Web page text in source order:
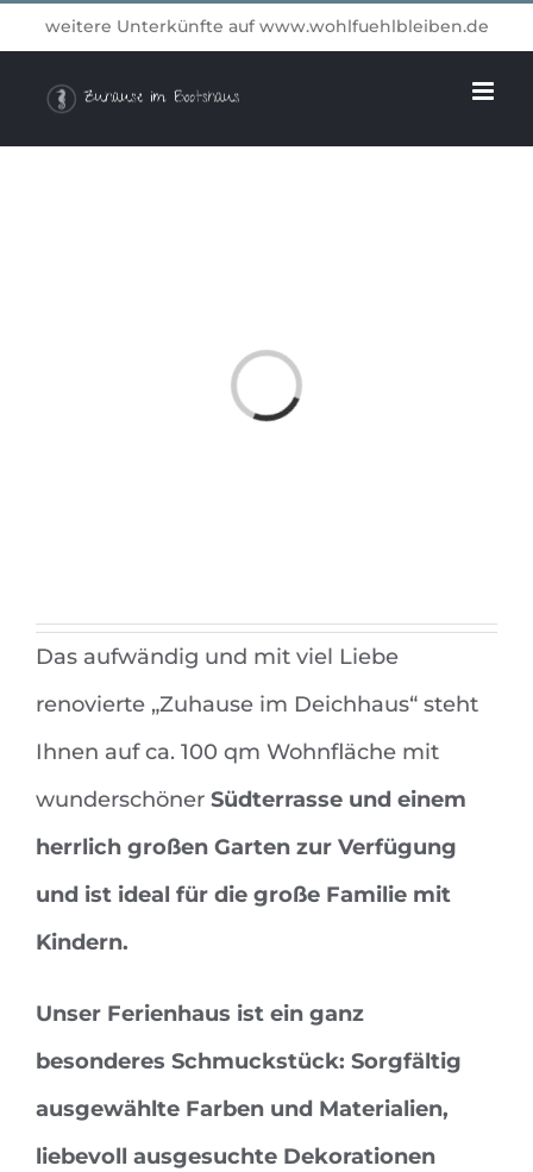
Zum
springen
weitere Unterkünfte aufwww.wohlfuehlbleiben.de
Loading...
Das aufwändig und mit viel Liebe
renovierte „Zuhause im Deichhaus“ steht
Ihnen auf ca. 100 qm Wohnfläche mit
wunderschöner Südterrasse und einem
herrlich großen Garten zur Verfügung
und ist ideal für die große Familie mit
Kindern.
Unser Ferienhaus ist ein ganz
besonderes Schmuckstück: Sorgfältig
ausgewählte Farben und Materialien,
liebevoll ausgesuchte Dekorationen